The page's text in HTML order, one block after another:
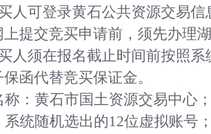
人可登录黄石公共资源交易信
提交竞买申请前，须先办理
人须在报名截止时间前按照
函代替竞买保证金。
称：黄石市国土资源交易中心；
系统随机选出的12位虚拟账号；